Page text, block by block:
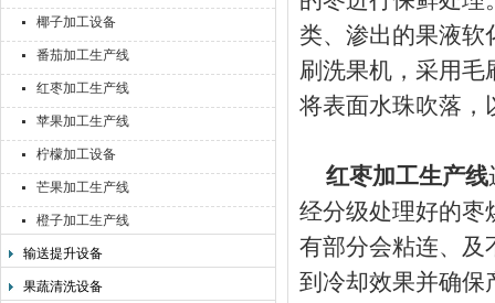
椰子加工设备
番茄加工生产线
红枣加工生产线
苹果加工生产线
柠檬加工设备
芒果加工生产线
橙子加工生产线
输送提升设备
果蔬清洗设备
类、渗出的果液软
刷洗果机，采用
将表面水珠吹落，
红枣加工生产线
经分级处理好的枣
有部分会粘连、及
到冷却效果并确保